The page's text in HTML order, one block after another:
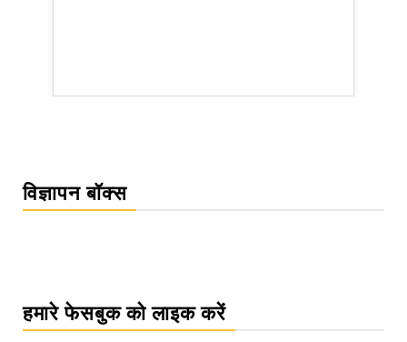
विज्ञापन बॉक्स
हमारे फेसबुक को लाइक करें